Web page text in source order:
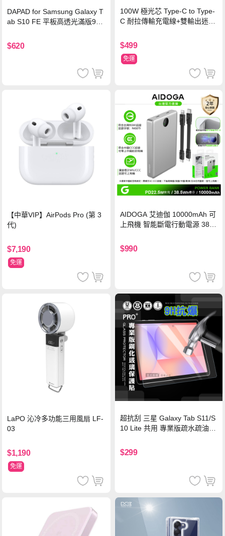
DAPAD for Samsung Galaxy T
ab S10 FE 平板高透光滿版9H
$620
100W 極光芯 Type-C to Type-
C 耐拉傳輸充電線+雙輸出迷你
$499
免運
【中華VIP】AirPods Pro (第 3
代)
$7,190
免運
AIDOGA 艾迪伽 10000mAh 可
上飛機 智能斷電行動電源 38.5
灣BSMI/中國CCC/歐美CE/FCC
認證
$990
LaPO 沁冷多功能三用風扇 LF-
03
$1,190
免運
超抗刮 三星 Galaxy Tab S11/S
10 Lite 共用 專業版疏水疏油9
$299